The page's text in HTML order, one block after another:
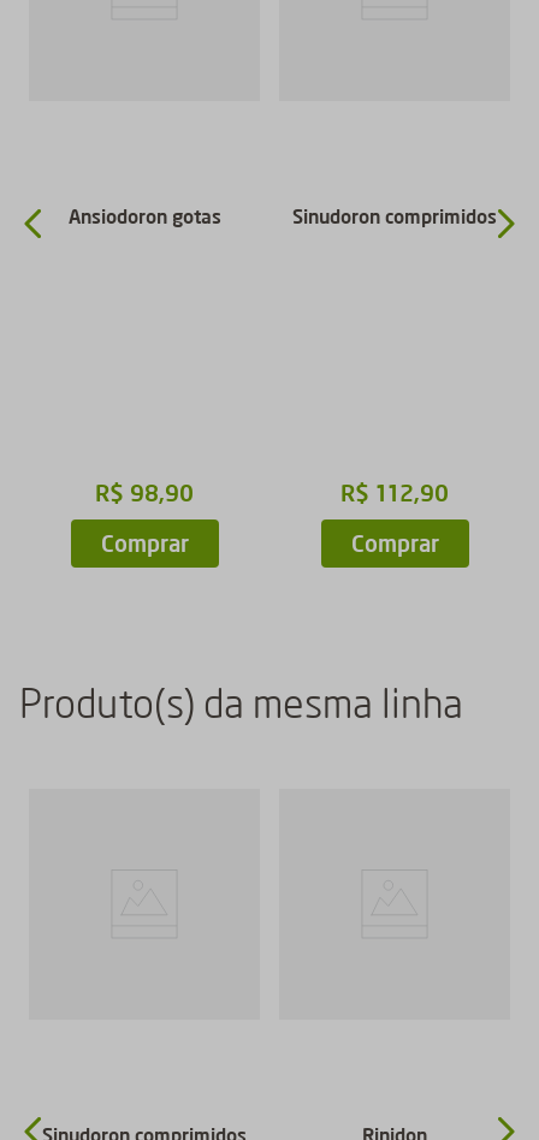
Ansiodoron gotas
R$ 98,90
Comprar
Sinudoron comprimidos
R$ 112,90
Comprar
Produto(s) da mesma linha
Sinudoron comprimidos Rinidon